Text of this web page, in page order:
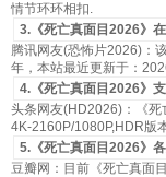
情节环环相扣.
3.《死亡真面目2026》
腾讯网友(恐怖片2026)：
年，本站最近更新于：
4.《死亡真面目2026》
头条网友(HD2026)：《死
4K-2160P/1080P,HDR版
5.《死亡真面目2026》
豆瓣网：目前《死亡真面